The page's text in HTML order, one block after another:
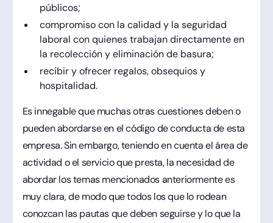
públicos;
compromiso con la calidad y la seguridad
laboral con quienes trabajan directamente en
la recolección y eliminación de basura;
recibir y ofrecer regalos, obsequios y
hospitalidad.
Es innegable que muchas otras cuestiones deben o
pueden abordarse en el código de conducta de esta
empresa. Sin embargo, teniendo en cuenta el área de
actividad o el servicio que presta, la necesidad de
abordar los temas mencionados anteriormente es
muy clara, de modo que todos los que lo rodean
conozcan las pautas que deben seguirse y lo que la